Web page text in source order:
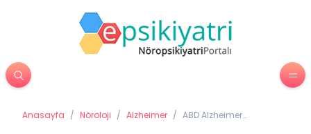
Anasayfa / Nöroloji / Alzheimer / ABD Alzheimer